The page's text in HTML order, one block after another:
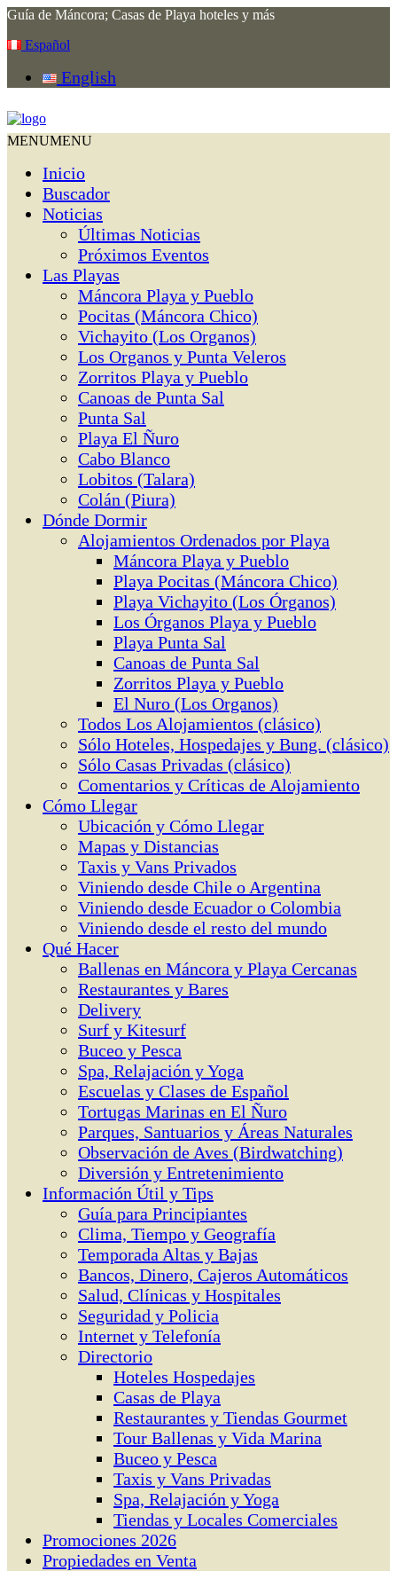
Guía de Máncora; Casas de Playa hoteles y más
Español
English
MENUMENU
Inicio
Buscador
Noticias
Últimas Noticias
Próximos Eventos
Las Playas
Máncora Playa y Pueblo
Pocitas (Máncora Chico)
Vichayito (Los Organos)
Los Organos y Punta Veleros
Zorritos Playa y Pueblo
Canoas de Punta Sal
Punta Sal
Playa El Ñuro
Cabo Blanco
Lobitos (Talara)
Colán (Piura)
Dónde Dormir
Alojamientos Ordenados por Playa
Máncora Playa y Pueblo
Playa Pocitas (Máncora Chico)
Playa Vichayito (Los Órganos)
Los Órganos Playa y Pueblo
Playa Punta Sal
Canoas de Punta Sal
Zorritos Playa y Pueblo
El Nuro (Los Organos)
Todos Los Alojamientos (clásico)
Sólo Hoteles, Hospedajes y Bung. (clásico)
Sólo Casas Privadas (clásico)
Comentarios y Críticas de Alojamiento
Cómo Llegar
Ubicación y Cómo Llegar
Mapas y Distancias
Taxis y Vans Privados
Viniendo desde Chile o Argentina
Viniendo desde Ecuador o Colombia
Viniendo desde el resto del mundo
Qué Hacer
Ballenas en Máncora y Playa Cercanas
Restaurantes y Bares
Delivery
Surf y Kitesurf
Buceo y Pesca
Spa, Relajación y Yoga
Escuelas y Clases de Español
Tortugas Marinas en El Ñuro
Parques, Santuarios y Áreas Naturales
Observación de Aves (Birdwatching)
Diversión y Entretenimiento
Información Útil y Tips
Guía para Principiantes
Clima, Tiempo y Geografía
Temporada Altas y Bajas
Bancos, Dinero, Cajeros Automáticos
Salud, Clínicas y Hospitales
Seguridad y Policia
Internet y Telefonía
Directorio
Hoteles Hospedajes
Casas de Playa
Restaurantes y Tiendas Gourmet
Tour Ballenas y Vida Marina
Buceo y Pesca
Taxis y Vans Privadas
Spa, Relajación y Yoga
Tiendas y Locales Comerciales
Promociones 2026
Propiedades en Venta